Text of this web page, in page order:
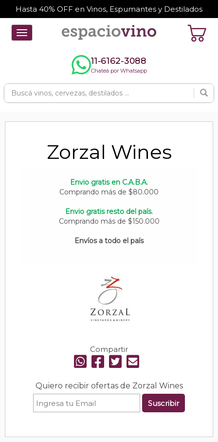
Hasta 40% OFF en Vinos, Espumantes y Destilados
Toggle
navigation
11-6162-3088
Chateá por Whatsapp
Zorzal Wines
Envio gratis en C.A.B.A.
Comprando más de $80.000
Envio gratis resto del país.
Comprando más de $150.000
Envíos a todo el país
Compartir
Quiero recibir ofertas de Zorzal Wines
Suscribir